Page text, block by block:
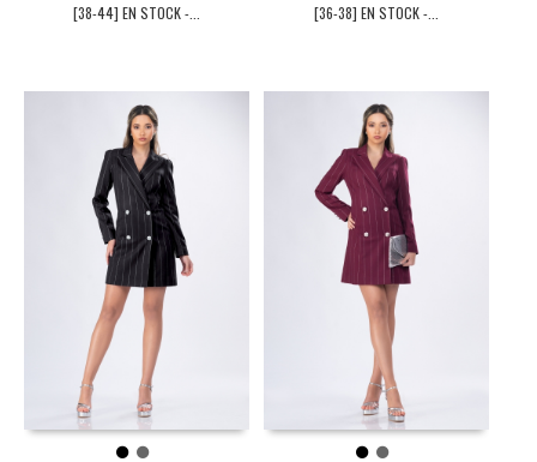
[38-44] EN STOCK -... [36-38] EN STOCK -...
1 2 1 2